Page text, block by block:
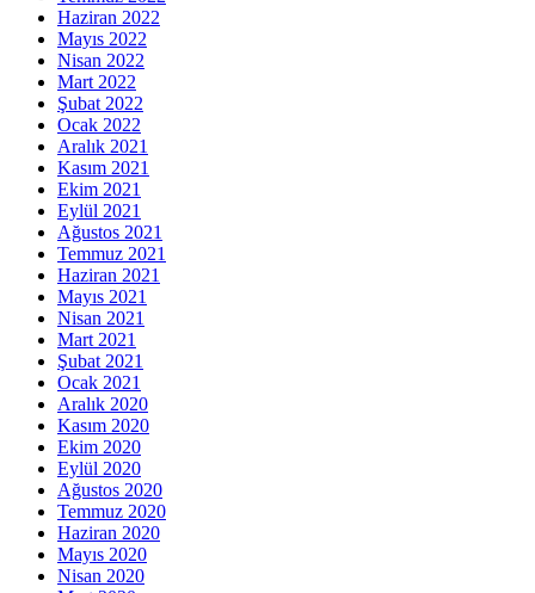
Haziran 2022
Mayıs 2022
Nisan 2022
Mart 2022
Şubat 2022
Ocak 2022
Aralık 2021
Kasım 2021
Ekim 2021
Eylül 2021
Ağustos 2021
Temmuz 2021
Haziran 2021
Mayıs 2021
Nisan 2021
Mart 2021
Şubat 2021
Ocak 2021
Aralık 2020
Kasım 2020
Ekim 2020
Eylül 2020
Ağustos 2020
Temmuz 2020
Haziran 2020
Mayıs 2020
Nisan 2020